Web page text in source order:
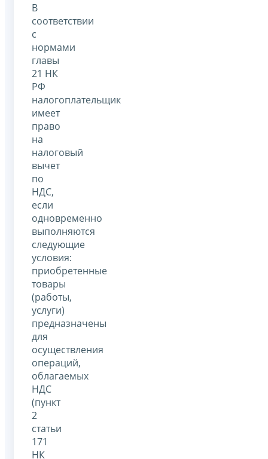
В
соответствии
с
нормами
главы
21 НК
РФ
налогоплательщик
имеет
право
на
налоговый
вычет
по
НДС,
если
одновременно
выполняются
следующие
условия:
приобретенные
товары
(работы,
услуги)
предназначены
для
осуществления
операций,
облагаемых
НДС
(пункт
2
статьи
171
НК